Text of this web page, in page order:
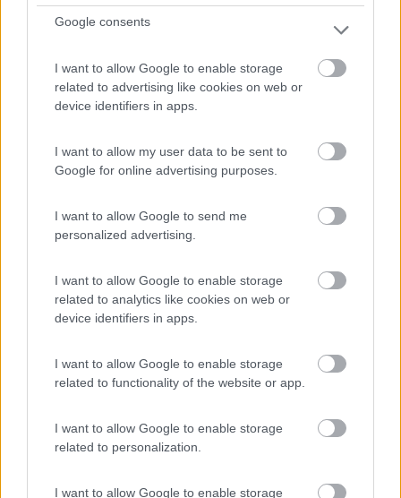
Google consents
I want to allow Google to enable storage
related to advertising like cookies on web or
device identifiers in apps.
I want to allow my user data to be sent to
Google for online advertising purposes.
I want to allow Google to send me
personalized advertising.
I want to allow Google to enable storage
related to analytics like cookies on web or
device identifiers in apps.
I want to allow Google to enable storage
related to functionality of the website or app.
I want to allow Google to enable storage
related to personalization.
I want to allow Google to enable storage
7 1
Servizi / Posizione
Sulla strada statale 27 per il Gran Paradiso. L'azienda a...
Frazione Buthier-Morï¿½, 5
Agriturismo Samarcanda
6,5 2